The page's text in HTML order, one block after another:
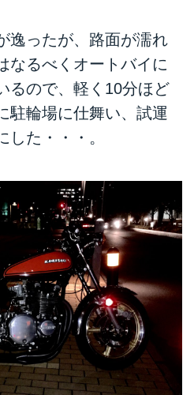
逸ったが、路面が濡れ
なるべくオートバイに
るので、軽く10分ほど
駐輪場に仕舞い、試運
た・・・。